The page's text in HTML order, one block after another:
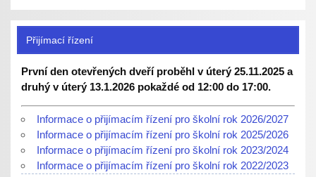
Přijímací řízení
První den otevřených dveří proběhl v úterý 25.11.2025 a
druhý v úterý 13.1.2026 pokaždé od 12:00 do 17:00.
Informace o přijímacím řízení pro školní rok 2026/2027
Informace o přijímacím řízení pro školní rok 2025/2026
Informace o přijímacím řízení pro školní rok 2023/2024
Informace o přijímacím řízení pro školní rok 2022/2023